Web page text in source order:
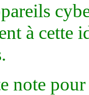
à cette
note